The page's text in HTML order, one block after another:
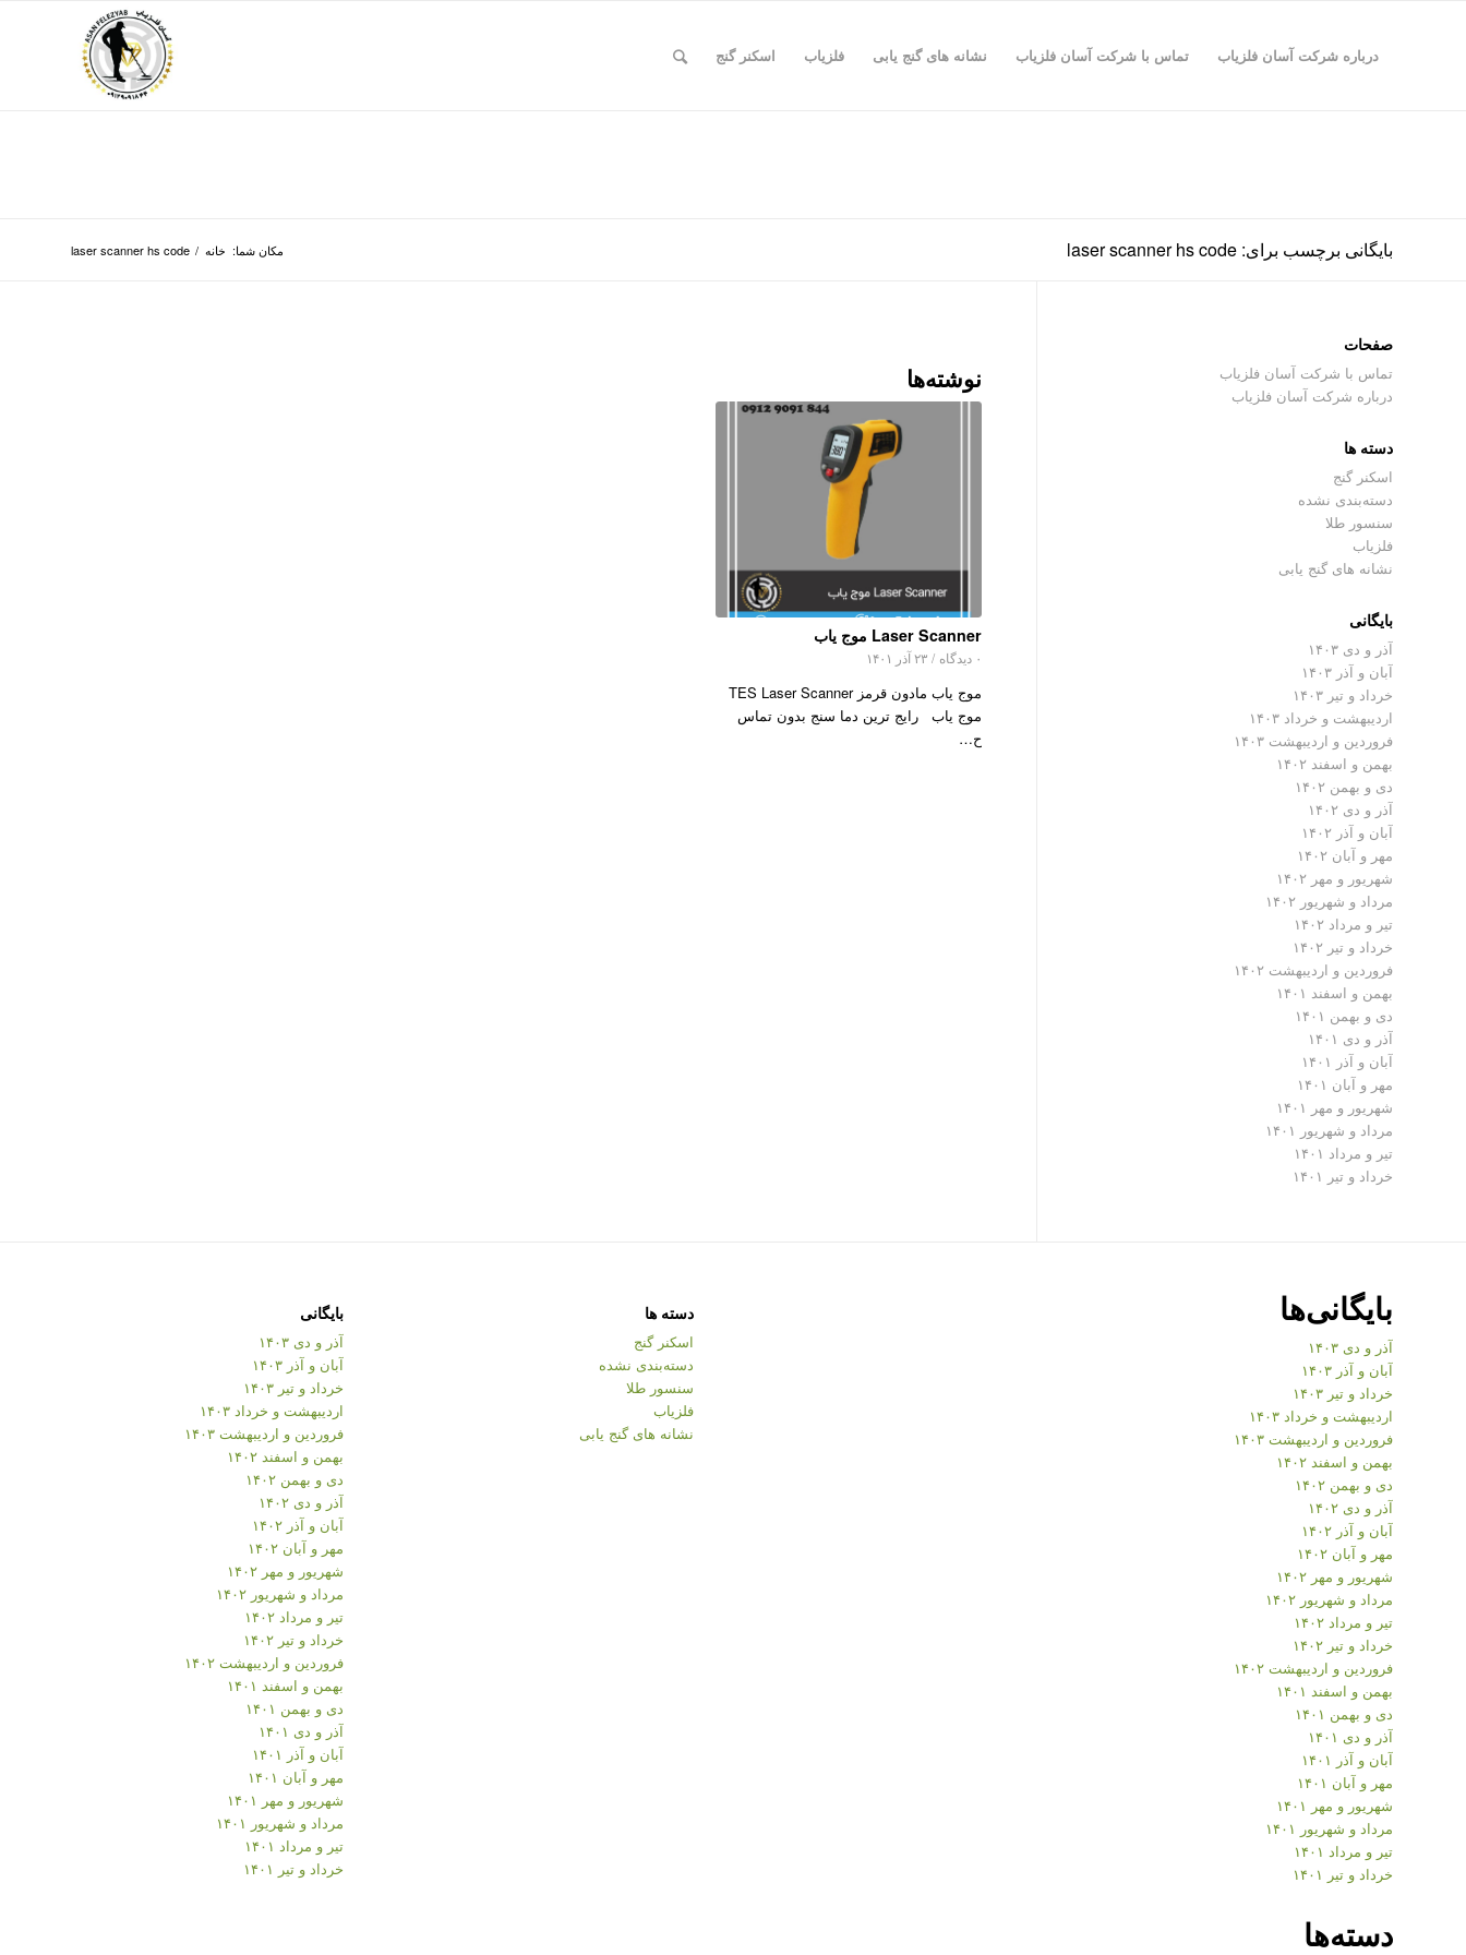
درباره شرکت آسان فلزیاب تماس با شرکت آسان فلزیاب نشانه های گنج یابی فلزیاب اسکنر گنج
بایگانی برچسب برای: laser scanner hs code مکان شما: خانه /
laser scanner hs code
نوشته‌ها
Laser Scanner موج یاب
۰ دیدگاه / ۲۳ آذر ۱۴۰۱
موج یاب مادون قرمز TES Laser Scanner
موج یاب رایج ترین دما سنج بدون تماس
ح…
صفحات
تماس با شرکت آسان فلزیاب
درباره شرکت آسان فلزیاب
دسته ها
اسکنر گنج
دسته‌بندی نشده
سنسور طلا
فلزیاب
نشانه های گنج یابی
بایگانی
آذر و دی ۱۴۰۳
آبان و آذر ۱۴۰۳
خرداد و تیر ۱۴۰۳
اردیبهشت و خرداد ۱۴۰۳
فروردین و اردیبهشت ۱۴۰۳
بهمن و اسفند ۱۴۰۲
دی و بهمن ۱۴۰۲
آذر و دی ۱۴۰۲
آبان و آذر ۱۴۰۲
مهر و آبان ۱۴۰۲
شهریور و مهر ۱۴۰۲
مرداد و شهریور ۱۴۰۲
تیر و مرداد ۱۴۰۲
خرداد و تیر ۱۴۰۲
فروردین و اردیبهشت ۱۴۰۲
بهمن و اسفند ۱۴۰۱
دی و بهمن ۱۴۰۱
آذر و دی ۱۴۰۱
آبان و آذر ۱۴۰۱
مهر و آبان ۱۴۰۱
شهریور و مهر ۱۴۰۱
مرداد و شهریور ۱۴۰۱
تیر و مرداد ۱۴۰۱
خرداد و تیر ۱۴۰۱
بایگانی‌ها
آذر و دی ۱۴۰۳
آبان و آذر ۱۴۰۳
خرداد و تیر ۱۴۰۳
اردیبهشت و خرداد ۱۴۰۳
فروردین و اردیبهشت ۱۴۰۳
بهمن و اسفند ۱۴۰۲
دی و بهمن ۱۴۰۲
آذر و دی ۱۴۰۲
آبان و آذر ۱۴۰۲
مهر و آبان ۱۴۰۲
شهریور و مهر ۱۴۰۲
مرداد و شهریور ۱۴۰۲
تیر و مرداد ۱۴۰۲
خرداد و تیر ۱۴۰۲
فروردین و اردیبهشت ۱۴۰۲
بهمن و اسفند ۱۴۰۱
دی و بهمن ۱۴۰۱
آذر و دی ۱۴۰۱
آبان و آذر ۱۴۰۱
مهر و آبان ۱۴۰۱
شهریور و مهر ۱۴۰۱
مرداد و شهریور ۱۴۰۱
تیر و مرداد ۱۴۰۱
خرداد و تیر ۱۴۰۱
دسته‌ها
دسته ها
اسکنر گنج
دسته‌بندی نشده
سنسور طلا
فلزیاب
نشانه های گنج یابی
بایگانی
آذر و دی ۱۴۰۳
آبان و آذر ۱۴۰۳
خرداد و تیر ۱۴۰۳
اردیبهشت و خرداد ۱۴۰۳
فروردین و اردیبهشت ۱۴۰۳
بهمن و اسفند ۱۴۰۲
دی و بهمن ۱۴۰۲
آذر و دی ۱۴۰۲
آبان و آذر ۱۴۰۲
مهر و آبان ۱۴۰۲
شهریور و مهر ۱۴۰۲
مرداد و شهریور ۱۴۰۲
تیر و مرداد ۱۴۰۲
خرداد و تیر ۱۴۰۲
فروردین و اردیبهشت ۱۴۰۲
بهمن و اسفند ۱۴۰۱
دی و بهمن ۱۴۰۱
آذر و دی ۱۴۰۱
آبان و آذر ۱۴۰۱
مهر و آبان ۱۴۰۱
شهریور و مهر ۱۴۰۱
مرداد و شهریور ۱۴۰۱
تیر و مرداد ۱۴۰۱
خرداد و تیر ۱۴۰۱